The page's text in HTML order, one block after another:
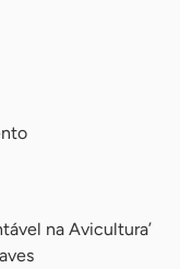
na Avicultura’